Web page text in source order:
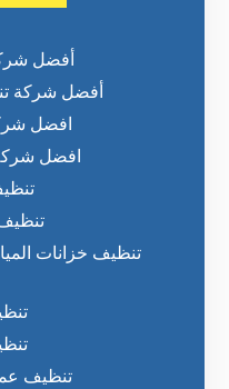
أفضل
أفضل شركة
افضل
افضل
تنظيف خزانات المياه في
تنظيف